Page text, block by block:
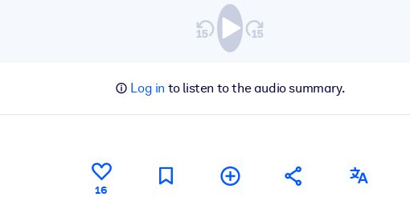
Log in to listen to the audio summary.
16